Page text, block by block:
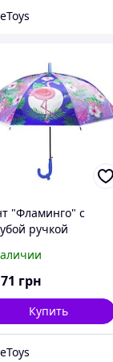
"Фламинго" с
ручкой
грн
Купить